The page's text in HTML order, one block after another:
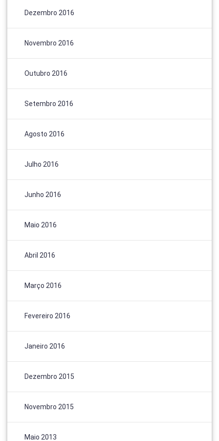
Dezembro 2016
Novembro 2016
Outubro 2016
Setembro 2016
Agosto 2016
Julho 2016
Junho 2016
Maio 2016
Abril 2016
Março 2016
Fevereiro 2016
Janeiro 2016
Dezembro 2015
Novembro 2015
Maio 2013